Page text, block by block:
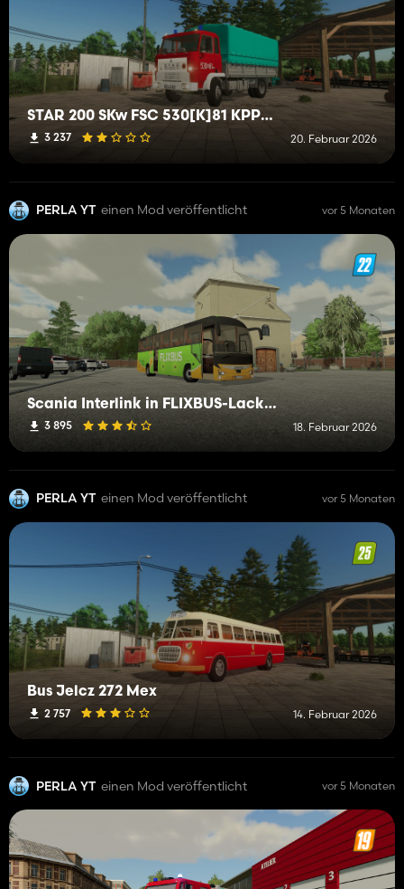
STAR 200 SKw FSC 530[K]81 KPPSP Sucha Beskidzka
3 237 20. Februar 2026
PERLA YT einen Mod veröffentlicht vor 5 Monaten
Scania Interlink in FLIXBUS-Lackierung
3 895 18. Februar 2026
PERLA YT einen Mod veröffentlicht vor 5 Monaten
Bus Jelcz 272 Mex
2 757 14. Februar 2026
PERLA YT einen Mod veröffentlicht vor 5 Monaten